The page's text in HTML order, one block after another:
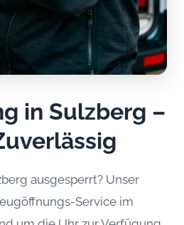
in Sulzberg –
ausgesperrt? Unser
Service im